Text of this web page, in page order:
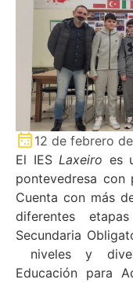
12 de febrero
El IES Laxeiro es
pontevedresa
Cuenta con más
diferentes
Secundaria
niveles y
Educación para